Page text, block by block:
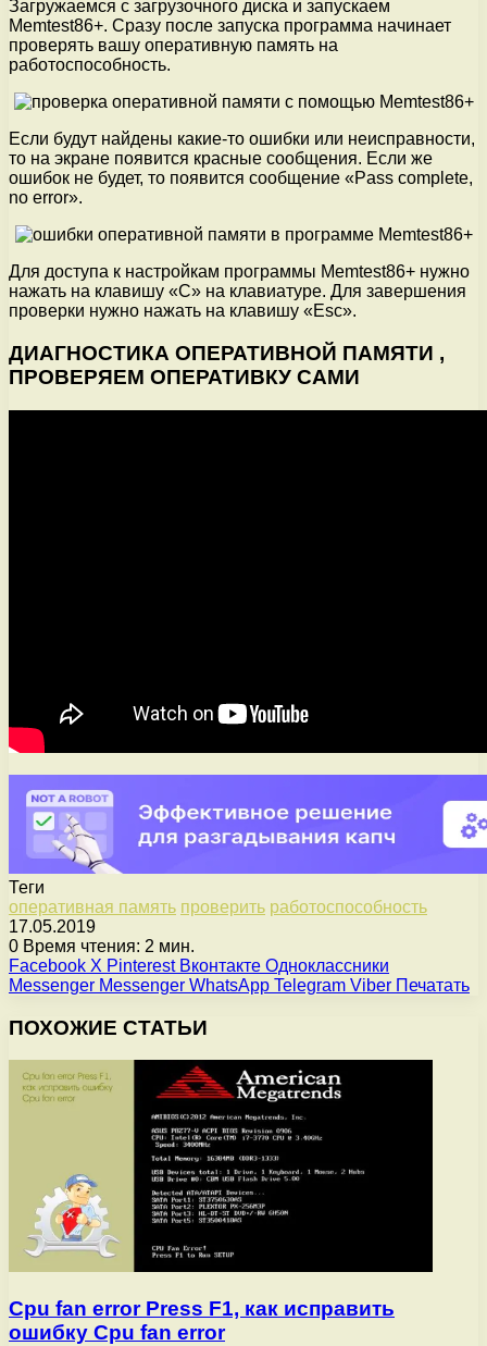
Загружаемся с загрузочного диска и запускаем
Memtest86+. Сразу после запуска программа начинает
проверять вашу оперативную память на
работоспособность.
Если будут найдены какие-то ошибки или неисправности,
то на экране появится красные сообщения. Если же
ошибок не будет, то появится сообщение «Pass complete,
no error».
Для доступа к настройкам программы Memtest86+ нужно
нажать на клавишу «C» на клавиатуре. Для завершения
проверки нужно нажать на клавишу «Esc».
ДИАГНОСТИКА ОПЕРАТИВНОЙ ПАМЯТИ ,
ПРОВЕРЯЕМ ОПЕРАТИВКУ САМИ
Теги
оперативная память проверить работоспособность
17.05.2019
0 Время чтения: 2 мин.
Facebook X Pinterest Вконтакте Одноклассники
Messenger Messenger WhatsApp Telegram Viber Печатать
ПОХОЖИЕ СТАТЬИ
Cpu fan error Press F1, как исправить
ошибку Cpu fan error